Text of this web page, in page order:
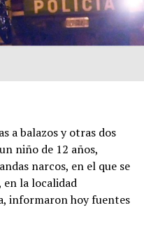
a balazos y otras dos
niño de 12 años,
narcos, en el que se
en la localidad
informaron hoy fuentes